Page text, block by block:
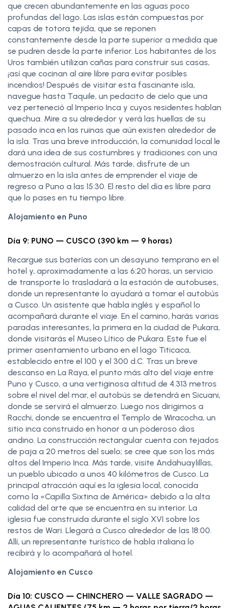
que crecen abundantemente en las aguas poco
profundas del lago. Las islas están compuestas por
capas de totora tejida, que se reponen
constantemente desde la parte superior a medida que
se pudren desde la parte inferior. Los habitantes de los
Uros también utilizan cañas para construir sus casas,
¡así que cocinan al aire libre para evitar posibles
incendios! Después de visitar esta fascinante isla,
navegue hasta Taquile, un pedacito de cielo que una
vez perteneció al Imperio Inca y cuyos residentes hablan
quechua. Mire a su alrededor y verá las huellas de su
pasado inca en las ruinas que aún existen alrededor de
la isla. Tras una breve introducción, la comunidad local le
dará una idea de sus costumbres y tradiciones con una
demostración cultural. Más tarde, disfrute de un
almuerzo en la isla antes de emprender el viaje de
regreso a Puno a las 15:30. El resto del día es libre para
que lo pases en tu tiempo libre.
Alojamiento en Puno
Día 9: PUNO — CUSCO (390 km — 9 horas)
Recargue sus baterías con un desayuno temprano en el
hotel y, aproximadamente a las 6:20 horas, un servicio
de transporte lo trasladará a la estación de autobuses,
donde un representante lo ayudará a tomar el autobús
a Cusco. Un asistente que habla inglés y español lo
acompañará durante el viaje. En el camino, harás varias
paradas interesantes, la primera en la ciudad de Pukara,
donde visitarás el Museo Lítico de Pukara. Este fue el
primer asentamiento urbano en el lago Titicaca,
establecido entre el 100 y el 300 d.C. Tras un breve
descanso en La Raya, el punto más alto del viaje entre
Puno y Cusco, a una vertiginosa altitud de 4.313 metros
sobre el nivel del mar, el autobús se detendrá en Sicuani,
donde se servirá el almuerzo. Luego nos dirigimos a
Racchi, donde se encuentra el Templo de Wiracocha, un
sitio inca construido en honor a un poderoso dios
andino. La construcción rectangular cuenta con tejados
de paja a 20 metros del suelo; se cree que son los más
altos del Imperio Inca. Más tarde, visite Andahuaylillas,
un pueblo ubicado a unos 40 kilómetros de Cusco. La
principal atracción aquí es la iglesia local, conocida
como la «Capilla Sixtina de América» debido a la alta
calidad del arte que se encuentra en su interior. La
iglesia fue construida durante el siglo XVI sobre los
restos de Wari. Llegará a Cusco alrededor de las 18:00.
Allí, un representante turístico de habla italiana lo
recibirá y lo acompañará al hotel.
Alojamiento en Cusco
Día 10: CUSCO — CHINCHERO — VALLE SAGRADO —